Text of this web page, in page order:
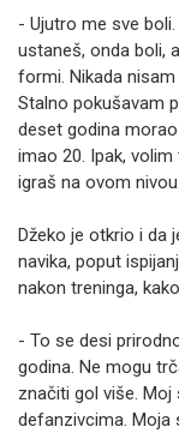
- Ujutro me sve
ustaneš, onda boli,
formi. Nikada
Stalno pokušavam
deset godina
imao 20. Ipak,
igraš na ovom
Džeko je otkrio i da
navika, poput
nakon treninga,
- To se desi
godina. Ne mogu
značiti gol više.
defanzivcima. Moja